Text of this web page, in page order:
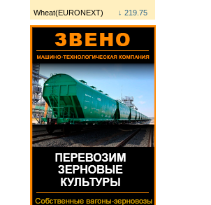
Wheat(EURONEXT)
↓ 219.75